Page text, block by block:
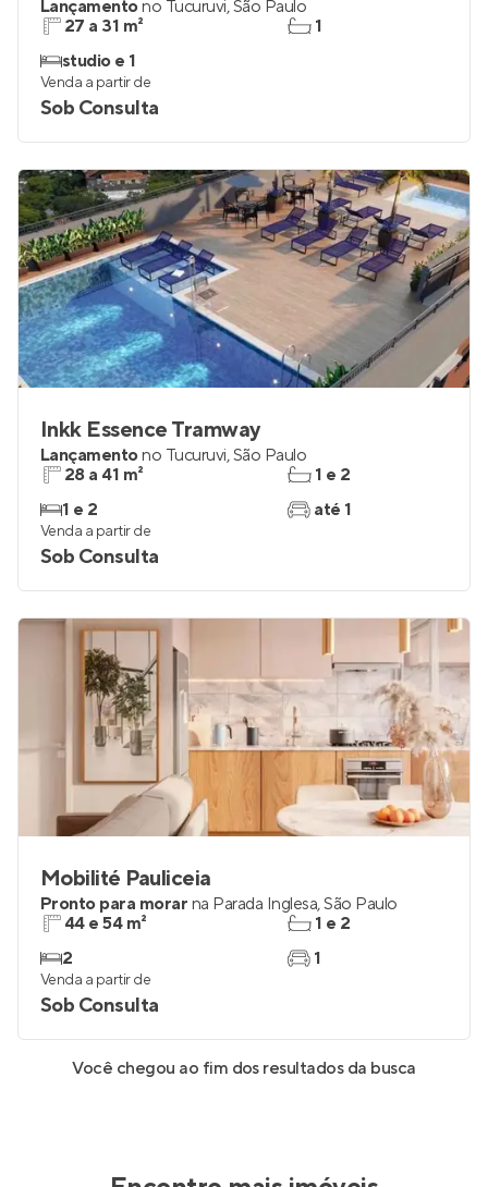
Lançamentono Tucuruvi,São Paulo
27 a 31 m²
studio e 1
1
Venda a partir de
Sob Consulta
Inkk Essence Tramway
Lançamentono Tucuruvi,São Paulo
28 a 41 m²
1 e 2
1 e 2
até 1
Venda a partir de
Sob Consulta
Mobilité Pauliceia
Pronto para morar na Parada Inglesa,São Paulo
44 e 54 m²
2
1 e 2
1
Venda a partir de
Sob Consulta
Conheça mais apartamentos à venda